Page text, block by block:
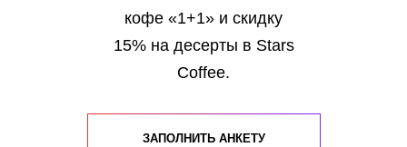
кофе «1+1» и скидку
15% на десерты в Stars
Coffee.
ЗАПОЛНИТЬ АНКЕТУ